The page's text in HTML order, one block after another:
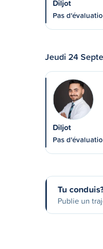
Diljot
Pas
Jeudi 24
Diljot
Pas
Tu
Publie un